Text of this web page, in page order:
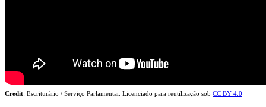
Credit: Escriturário / Serviço Parlamentar. Licenciado para reutilização sob CC BY 4.0